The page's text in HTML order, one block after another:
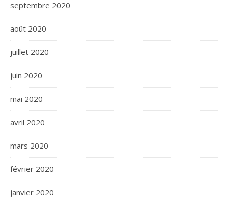
septembre 2020
août 2020
juillet 2020
juin 2020
mai 2020
avril 2020
mars 2020
février 2020
janvier 2020